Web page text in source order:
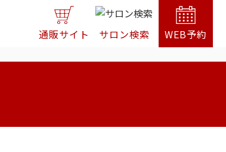
通販サイト サロン検索
WEB予約